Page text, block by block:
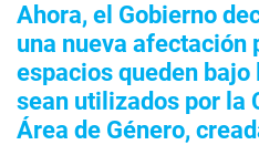
Ahora, el Gobierno
una nueva afectación
espacios queden bajo
sean utilizados por la
Área de Género,